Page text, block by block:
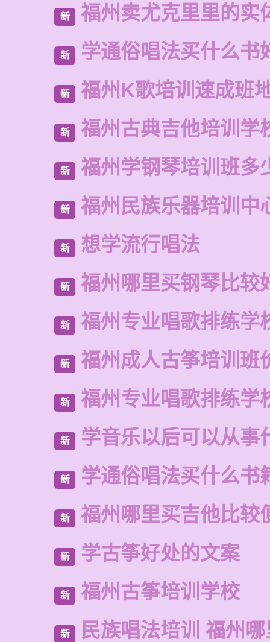
新 福州卖尤克里里的实
新 学通俗唱法买什么书
新 福州K歌培训速成班
新 福州古典吉他培训学
新 福州学钢琴培训班多
新 福州民族乐器培训中
新 想学流行唱法
新 福州哪里买钢琴比较
新 福州专业唱歌排练学
新 福州成人古筝培训班
新 福州专业唱歌排练学
新 学音乐以后可以从事
新 学通俗唱法买什么书
新 福州哪里买吉他比较
新 学古筝好处的文案
新 福州古筝培训学校
新 民族唱法培训 福州